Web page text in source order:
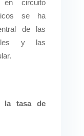
en circuito
se ha
de las
y las
la tasa de